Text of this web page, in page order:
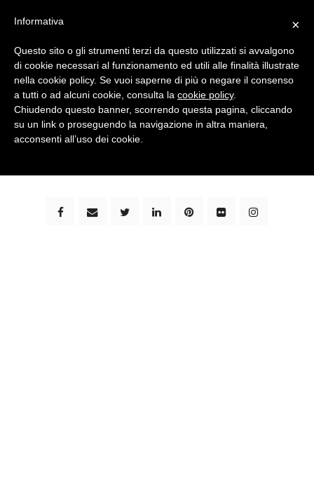
bimbi e viaggi - family travel blog: community #1 in
×
Informativa
Questo sito o gli strumenti terzi da questo utilizzati si avvalgono
di cookie necessari al funzionamento ed utili alle finalità illustrate
nella cookie policy. Se vuoi saperne di più o negare il consenso
a tutti o ad alcuni cookie, consulta la cookie policy.
Chiudendo questo banner, scorrendo questa pagina, cliccando
su un link o proseguendo la navigazione in altra maniera,
acconsenti all’uso dei cookie.